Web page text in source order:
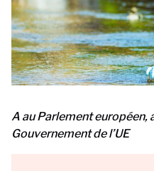
A au Parlement européen,
Gouvernement de l’UE